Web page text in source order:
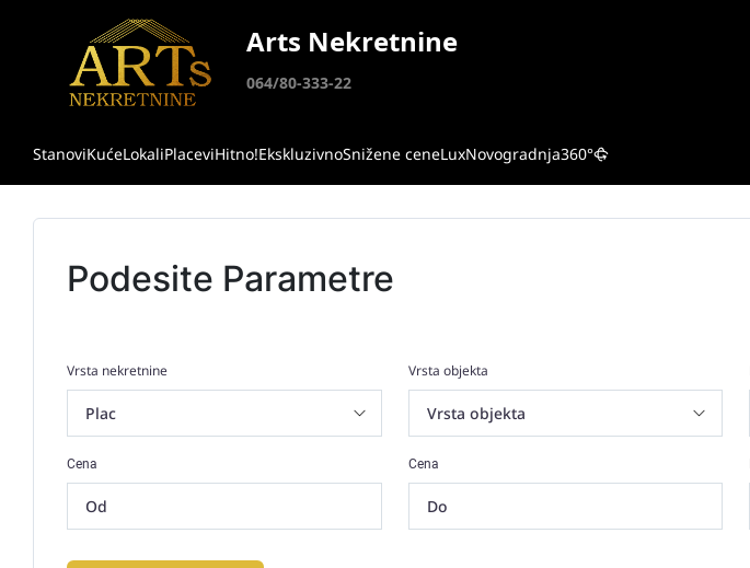
Arts Nekretnine
064/80-333-22
StanoviKućeLokaliPlaceviHitno!EkskluzivnoSnižene ceneLuxNovogradnja360°
Podesite Parametre
Vrsta nekretnine Vrsta objekta
Cena Cena